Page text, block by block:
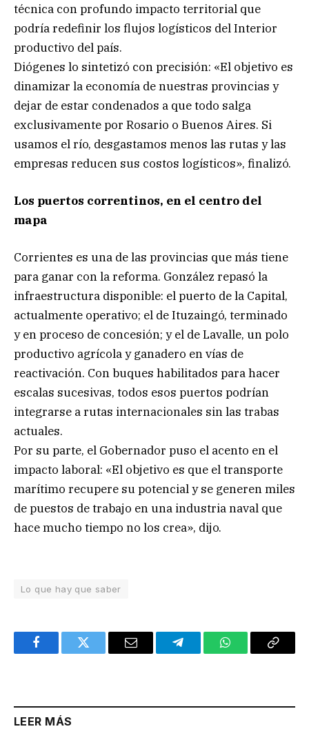
técnica con profundo impacto territorial que
podría redefinir los flujos logísticos del Interior
productivo del país.
Diógenes lo sintetizó con precisión: «El objetivo es
dinamizar la economía de nuestras provincias y
dejar de estar condenados a que todo salga
exclusivamente por Rosario o Buenos Aires. Si
usamos el río, desgastamos menos las rutas y las
empresas reducen sus costos logísticos», finalizó.
Los puertos correntinos, en el centro del
mapa
Corrientes es una de las provincias que más tiene
para ganar con la reforma. González repasó la
infraestructura disponible: el puerto de la Capital,
actualmente operativo; el de Ituzaingó, terminado
y en proceso de concesión; y el de Lavalle, un polo
productivo agrícola y ganadero en vías de
reactivación. Con buques habilitados para hacer
escalas sucesivas, todos esos puertos podrían
integrarse a rutas internacionales sin las trabas
actuales.
Por su parte, el Gobernador puso el acento en el
impacto laboral: «El objetivo es que el transporte
marítimo recupere su potencial y se generen miles
de puestos de trabajo en una industria naval que
hace mucho tiempo no los crea», dijo.
Lo que hay que saber
FacebookTwitter Email TelegramWhatsAppCopy
LEER MÁS